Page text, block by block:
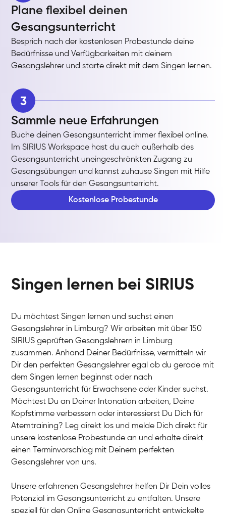
Plane flexibel deinen
Gesangsunterricht
Besprich nach der kostenlosen Probestunde deine
Bedürfnisse und Verfügbarkeiten mit deinem
Gesangslehrer und starte direkt mit dem Singen lernen.
3
Sammle neue Erfahrungen
Buche deinen Gesangsunterricht immer flexibel online.
Im SIRIUS Workspace hast du auch außerhalb des
Gesangsunterricht uneingeschränkten Zugang zu
Gesangsübungen und kannst zuhause Singen mit Hilfe
unserer Tools für den Gesangsunterricht.
Kostenlose Probestunde
Singen lernen bei SIRIUS
Du möchtest Singen lernen und suchst einen
Gesangslehrer in Limburg? Wir arbeiten mit über 150
SIRIUS geprüften Gesangslehrern in Limburg
zusammen. Anhand Deiner Bedürfnisse, vermitteln wir
Dir den perfekten Gesangslehrer egal ob du gerade mit
dem Singen lernen beginnst oder nach
Gesangsunterricht für Erwachsene oder Kinder suchst.
Möchtest Du an Deiner Intonation arbeiten, Deine
Kopfstimme verbessern oder interessierst Du Dich für
Atemtraining? Leg direkt los und melde Dich direkt für
unsere kostenlose Probestunde an und erhalte direkt
einen Terminvorschlag mit Deinem perfekten
Gesangslehrer von uns.
Unsere erfahrenen Gesangslehrer helfen Dir Dein volles
Potenzial im Gesangsunterricht zu entfalten. Unsere
speziell für den Online Gesangsunterricht entwickelte